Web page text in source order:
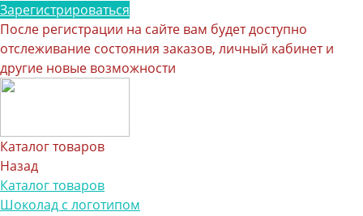
Зарегистрироваться
После регистрации на сайте вам будет доступно
отслеживание состояния заказов, личный кабинет и
другие новые возможности
Каталог товаров
Назад
Каталог товаров
Шоколад с логотипом